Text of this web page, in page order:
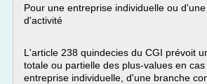
Pour une entreprise individuelle ou
d'activité
L'article 238 quindecies du CGI prévoit
totale ou partielle des plus-values en
entreprise individuelle, d'une branche